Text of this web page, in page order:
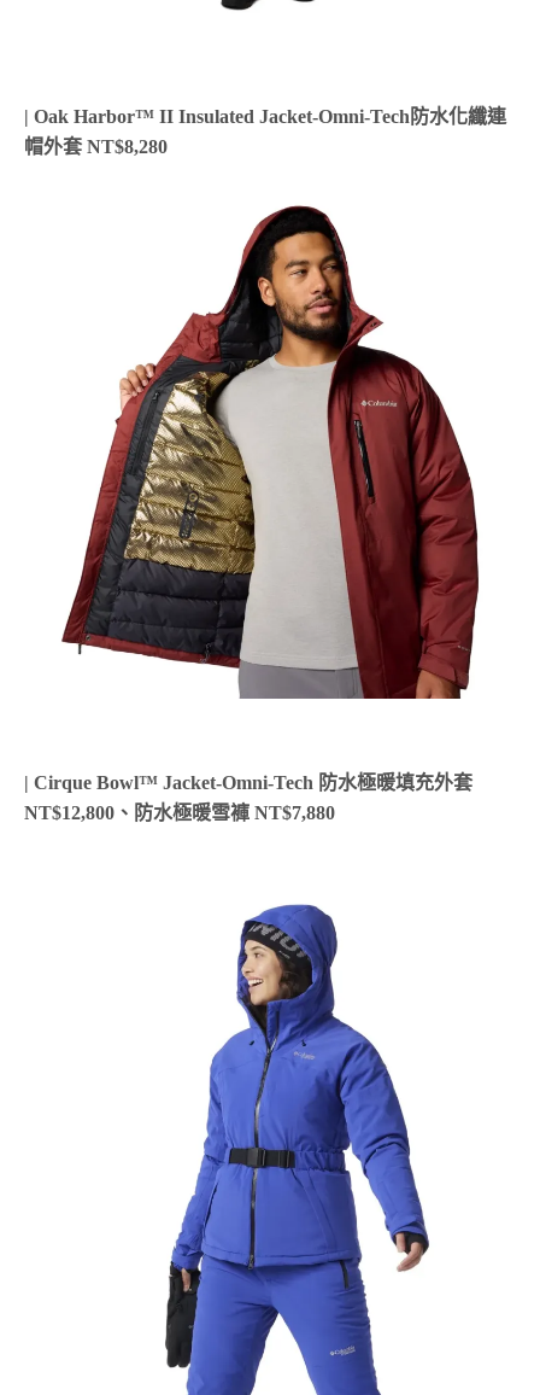
| Oak Harbor™ II Insulated Jacket-Omni-Tech防水化纖連
帽外套 NT$8,280
| Cirque Bowl™ Jacket-Omni-Tech 防水極暖填充外套
NT$12,800、 防水極暖雪褲 NT$7,880